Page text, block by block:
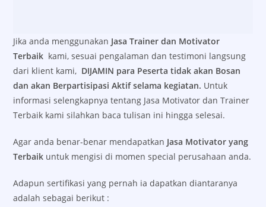
Jika anda menggunakan Jasa Trainer dan Motivator
Terbaik kami, sesuai pengalaman dan testimoni langsung
dari klient kami, DIJAMIN para Peserta tidak akan Bosan
dan akan Berpartisipasi Aktif selama kegiatan. Untuk
informasi selengkapnya tentang Jasa Motivator dan Trainer
Terbaik kami silahkan baca tulisan ini hingga selesai.
Agar anda benar-benar mendapatkan Jasa Motivator yang
Terbaik untuk mengisi di momen special perusahaan anda.
Adapun sertifikasi yang pernah ia dapatkan diantaranya
adalah sebagai berikut :